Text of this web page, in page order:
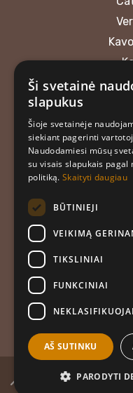
MB
Įmonės
Adresas:
2026 ©MB
Ši svetainė
slapukus
Šioje svetainėje
siekiant pagerinti
Naudodamiesi mūsų
su visais slapukais pagal
politiką. Skaityti daugiau
BŪTINIEJI
VEIKIMĄ
TIKSLINIAI
FUNKCINIAI
AŠ SUTINKU
PARODYTI